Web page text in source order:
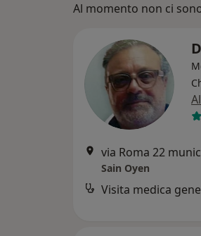
Al momento non ci
via Roma 22
Sain Oyen